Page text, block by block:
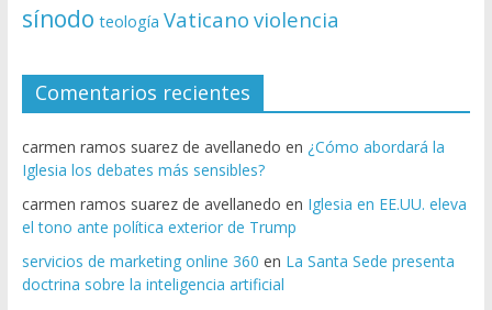
sínodo teología Vaticano violencia
Comentarios recientes
carmen ramos suarez de avellanedo en ¿Cómo abordará la
Iglesia los debates más sensibles?
carmen ramos suarez de avellanedo en Iglesia en EE.UU. eleva
el tono ante política exterior de Trump
servicios de marketing online 360 en La Santa Sede presenta
doctrina sobre la inteligencia artificial